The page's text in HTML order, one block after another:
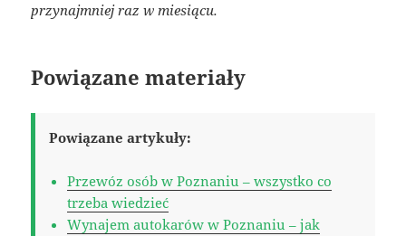
przynajmniej raz w miesiącu.
Powiązane materiały
Powiązane artykuły:
Przewóz osób w Poznaniu – wszystko co
trzeba wiedzieć
Wynajem autokarów w Poznaniu – jak